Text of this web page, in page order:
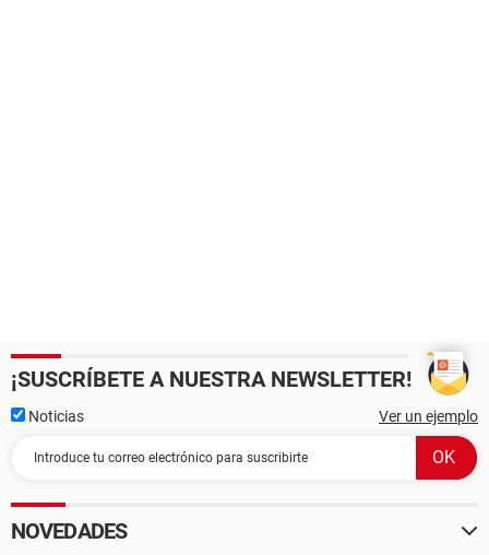
¡SUSCRÍBETE A NUESTRA NEWSLETTER!
Noticias Ver un ejemplo
NOVEDADES